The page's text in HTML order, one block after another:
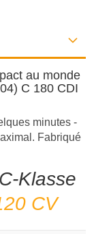
au monde
C 180 CDI
minutes -
Fabriqué
Klasse
CV